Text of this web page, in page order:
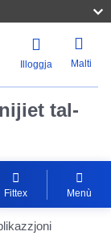
Illoggja Malti
tal-
Fittex Menù